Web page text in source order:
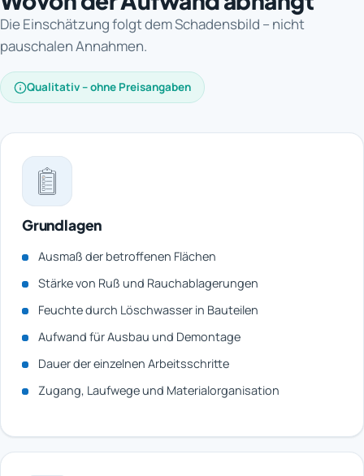
Die Einschätzung folgt dem Schadensbild – nicht
pauschalen Annahmen.
Qualitativ – ohne Preisangaben
Grundlagen
Ausmaß der betroffenen Flächen
Stärke von Ruß und Rauchablagerungen
Feuchte durch Löschwasser in Bauteilen
Aufwand für Ausbau und Demontage
Dauer der einzelnen Arbeitsschritte
Zugang, Laufwege und Materialorganisation